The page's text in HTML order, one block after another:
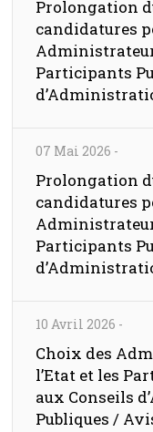
Prolongation
candidatures
Participants
07 Mai 2026 -
Prolongation
candidatures
Participants
10 Avril 2026 -
Choix des
l’Etat et les
aux Conseils
Publiques /